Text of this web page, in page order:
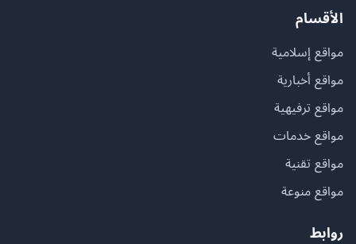
الأقسام
مواقع إسلامية
مواقع أخبارية
مواقع ترفيهية
مواقع خدمات
مواقع تقنية
مواقع منوعة
روابط